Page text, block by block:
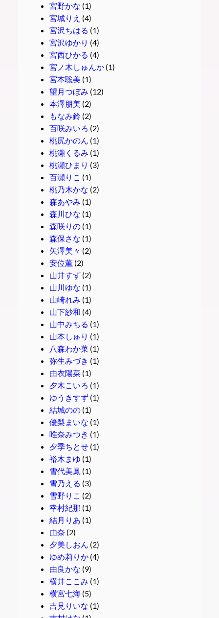
宮野かな (1)
宮城りえ (4)
宮沢ちはる (1)
宮沢ゆかり (4)
宮西ひかる (4)
宮ノ木しゅんか(1)
宮本聡美 (1)
望月つぼみ (12)
本澤朋美 (2)
もなみ鈴(2)
百咲みいろ (2)
桃尻かのん (1)
桃瀬くるみ (1)
桃瀬ひまり (3)
百瀬りこ (1)
桃乃木かな (2)
森あやみ (1)
森川ひな (1)
森咲りの(1)
森保さな (1)
矢澤美々 (2)
安位薫(2)
山井すず(2)
山川ゆな (1)
山崎れみ (1)
山下紗和 (4)
山中みちる (1)
山本しゅり (1)
八森わか菜(1)
弥生みづき (1)
由衣陽菜(1)
夕木こいろ (1)
ゆうきすず(1)
結城のの(1)
優梨まいな (1)
唯奈みつき (1)
夕季ちとせ(1)
裕木まゆ (1)
雪代美鳳 (1)
雪乃える (3)
雪野りこ (2)
幸村紀那 (1)
結月りあ (1)
由奈 (2)
夕美しおん (2)
ゆめ莉りか(4)
由良かな (9)
横井ここみ (1)
横宮七海(5)
吉見りいな (1)